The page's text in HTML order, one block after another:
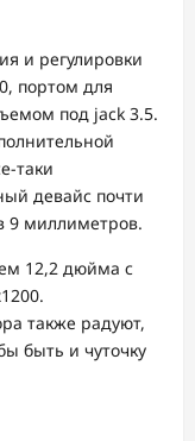
и регулировки
портом для
под jack 3.5.
таки
девайс почти
9 миллиметров.
12,2 дюйма с
также радуют,
быть и чуточку